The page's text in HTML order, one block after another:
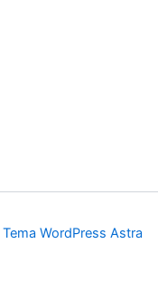
Tema WordPress Astra